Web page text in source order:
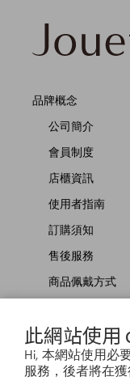
此網站使用
Hi, 本網站使用必
服務，後者將在
品牌概念
公司簡介
會員制度
店櫃資訊
使用者指南
訂購須知
售後服務
商品佩戴方式